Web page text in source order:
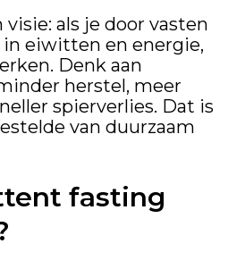
als je door vasten
eiwitten en energie,
Denk aan
herstel, meer
spierverlies. Dat is
van duurzaam
fasting